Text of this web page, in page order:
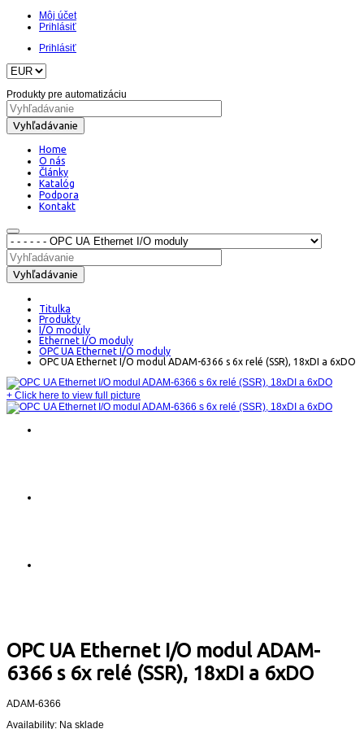
Môj účet
Prihlásiť
Prihlásiť
Produkty pre automatizáciu
Vyhľadávanie
Home
O nás
Články
Katalóg
Podpora
Kontakt
Vyhľadávanie
Titulka
Produkty
I/O moduly
Ethernet I/O moduly
OPC UA Ethernet I/O moduly
OPC UA Ethernet I/O modul ADAM-6366 s 6x relé (SSR), 18xDI a 6xDO
+ Click here to view full picture
OPC UA Ethernet I/O modul ADAM-
6366 s 6x relé (SSR), 18xDI a 6xDO
ADAM-6366
Availability: Na sklade